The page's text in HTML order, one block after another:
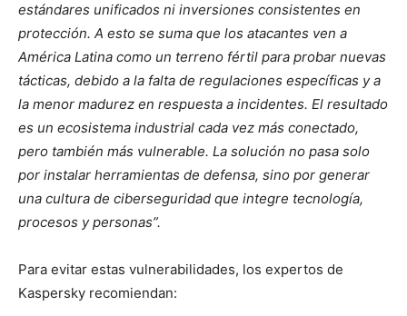
estándares unificados ni inversiones consistentes en
protección. A esto se suma que los atacantes ven a
América Latina como un terreno fértil para probar nuevas
tácticas, debido a la falta de regulaciones específicas y a
la menor madurez en respuesta a incidentes. El resultado
es un ecosistema industrial cada vez más conectado,
pero también más vulnerable. La solución no pasa solo
por instalar herramientas de defensa, sino por generar
una cultura de ciberseguridad que integre tecnología,
procesos y personas”.
Para evitar estas vulnerabilidades, los expertos de
Kaspersky recomiendan: